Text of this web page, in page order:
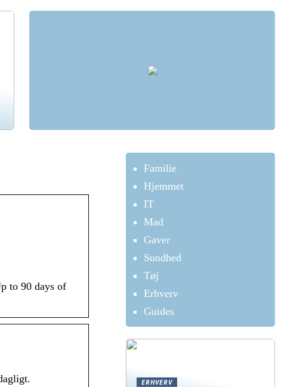
to 90 days of
Familie
Hjemmet
IT
Mad
Gaver
Sundhed
Tøj
Erhverv
Guides
ERHVERV